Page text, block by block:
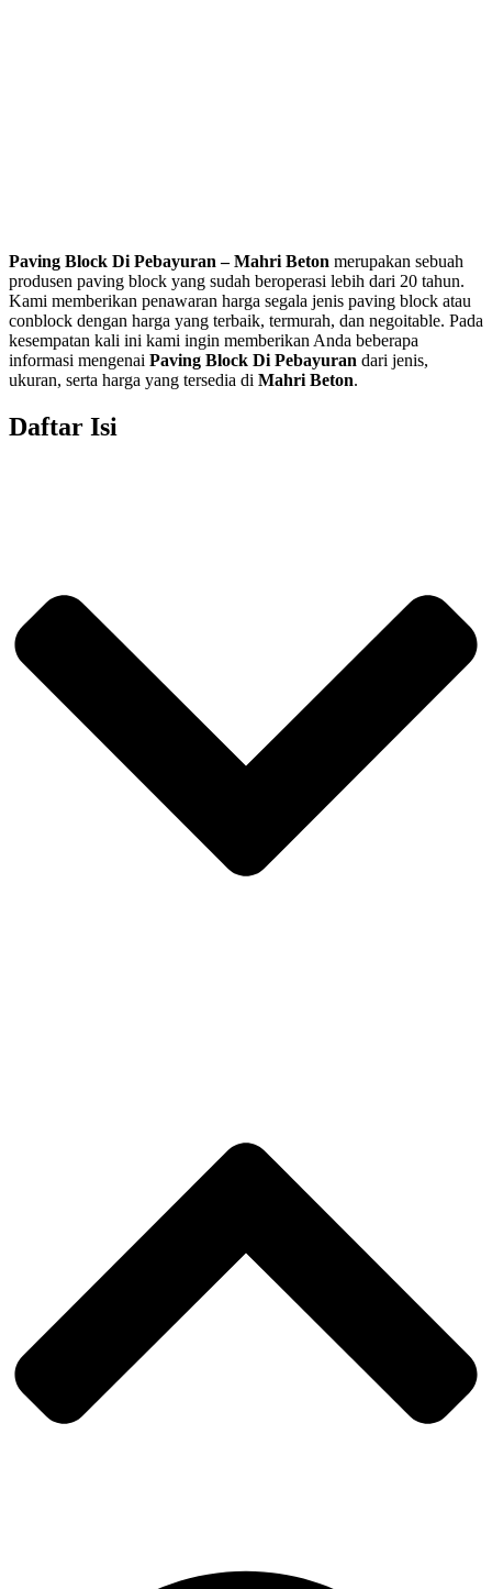
Paving Block Di Pebayuran – Mahri Beton merupakan sebuah
produsen paving block yang sudah beroperasi lebih dari 20 tahun.
Kami memberikan penawaran harga segala jenis paving block atau
conblock dengan harga yang terbaik, termurah, dan negoitable. Pada
kesempatan kali ini kami ingin memberikan Anda beberapa
informasi mengenai Paving Block Di Pebayuran dari jenis,
ukuran, serta harga yang tersedia di Mahri Beton.
Daftar Isi